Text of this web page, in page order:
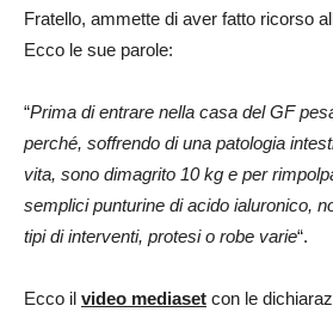
Fratello, ammette di aver fatto ricorso
Ecco le sue parole:
“Prima di entrare nella casa del GF
perché, soffrendo di una patologia
vita, sono dimagrito 10 kg e per
semplici punturine di acido ialuronico,
tipi di interventi, protesi o robe varie“.
Ecco il video mediaset con le